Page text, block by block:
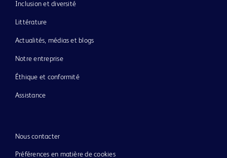
Inclusion et diversité
Littérature
Actualités, médias et blogs
Notre entreprise
Éthique et conformité
Assistance
Nous contacter
Préférences en matière de cookies